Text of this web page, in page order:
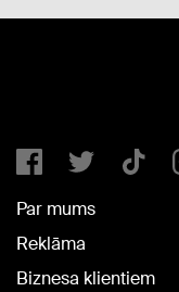
Par mums
Reklāma
Biznesa klientiem